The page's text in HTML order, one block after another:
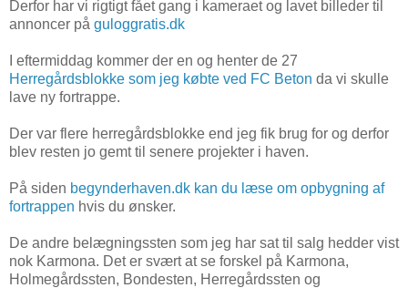
Derfor har vi rigtigt fået gang i kameraet og lavet billeder til
annoncer på guloggratis.dk
I eftermiddag kommer der en og henter de 27
Herregårdsblokke som jeg købte ved FC Beton da vi skulle
lave ny fortrappe.
Der var flere herregårdsblokke end jeg fik brug for og derfor
blev resten jo gemt til senere projekter i haven.
På siden begynderhaven.dk kan du læse om opbygning af
fortrappen hvis du ønsker.
De andre belægningssten som jeg har sat til salg hedder vist
nok Karmona. Det er svært at se forskel på Karmona,
Holmegårdssten, Bondesten, Herregårdssten og